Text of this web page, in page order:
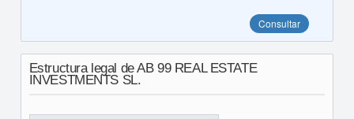
Consultar
Estructura legal de AB 99 REAL ESTATE
INVESTMENTS SL.